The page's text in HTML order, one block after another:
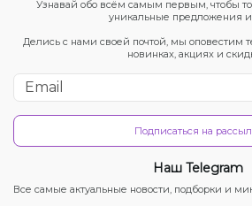
Узнавай обо всём самым первым, чтобы
уникальные предложения
Делись с нами своей почтой, мы оповестим
новинках, акциях и
Подписаться на
Наш Telegram
Все самые актуальные новости, подборки и